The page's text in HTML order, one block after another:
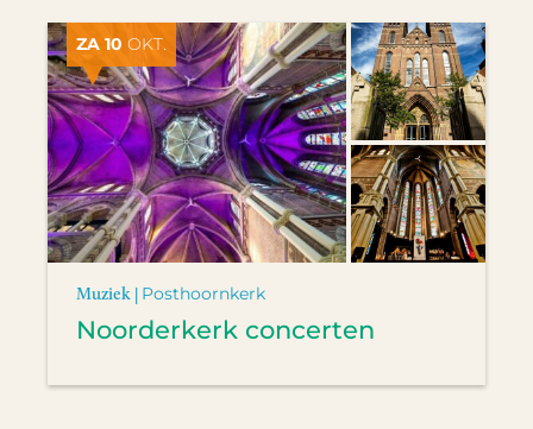
ZA 10 OKT.
Muziek | Posthoornkerk
Noorderkerk concerten